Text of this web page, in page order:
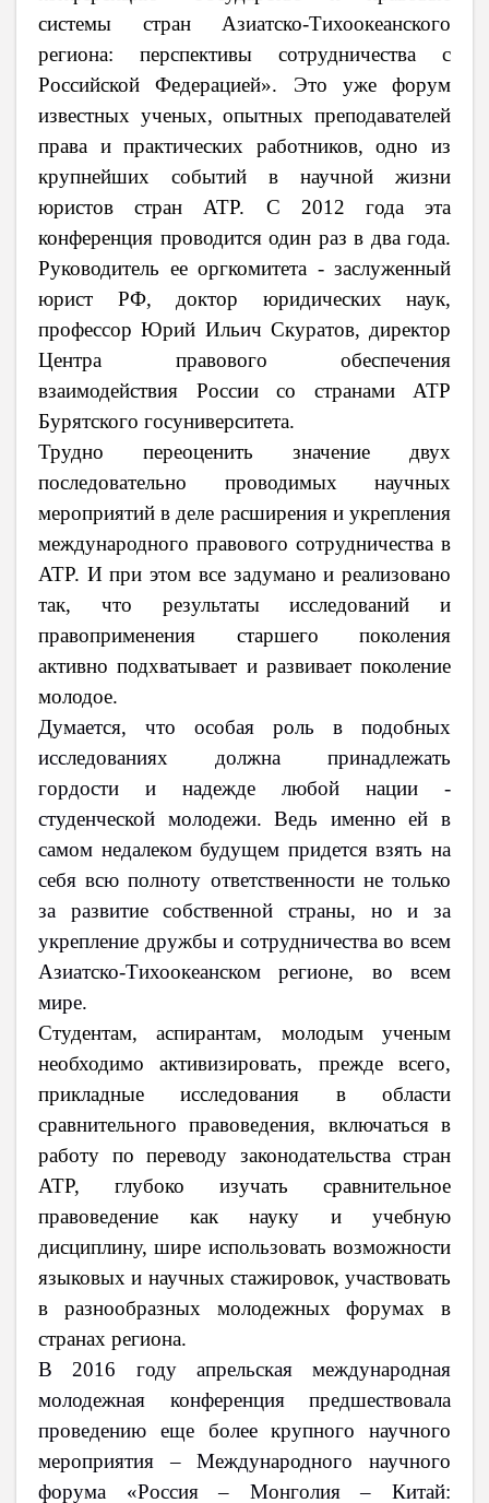
системы стран Азиатско-Тихоокеанского
региона: перспективы сотрудничества с
Российской Федерацией». Это уже форум
известных ученых, опытных преподавателей
права и практических работников, одно из
крупнейших событий в научной жизни
юристов стран АТР. С 2012 года эта
конференция проводится один раз в два года.
Руководитель ее оргкомитета - заслуженный
юрист РФ, доктор юридических наук,
профессор Юрий Ильич Скуратов, директор
Центра правового обеспечения
взаимодействия России со странами АТР
Бурятского госуниверситета.
Трудно переоценить значение двух
последовательно проводимых научных
мероприятий в деле расширения и укрепления
международного правового сотрудничества в
АТР. И при этом все задумано и реализовано
так, что результаты исследований и
правоприменения старшего поколения
активно подхватывает и развивает поколение
молодое.
Думается, что особая роль в подобных
исследованиях должна принадлежать
гордости и надежде любой нации -
студенческой молодежи. Ведь именно ей в
самом недалеком будущем придется взять на
себя всю полноту ответственности не только
за развитие собственной страны, но и за
укрепление дружбы и сотрудничества во всем
Азиатско-Тихоокеанском регионе, во всем
мире.
Студентам, аспирантам, молодым ученым
необходимо активизировать, прежде всего,
прикладные исследования в области
сравнительного правоведения, включаться в
работу по переводу законодательства стран
АТР, глубоко изучать сравнительное
правоведение как науку и учебную
дисциплину, шире использовать возможности
языковых и научных стажировок, участвовать
в разнообразных молодежных форумах в
странах региона.
В 2016 году апрельская международная
молодежная конференция предшествовала
проведению еще более крупного научного
мероприятия – Международного научного
форума «Россия – Монголия – Китай: